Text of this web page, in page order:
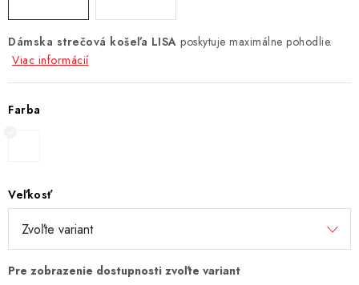
Dámska strečová košeľa LISA poskytuje maximálne pohodlie.
Viac informácií
Farba
Veľkosť